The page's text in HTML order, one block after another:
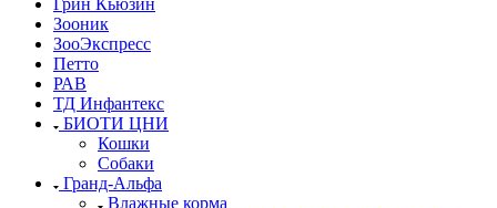
Грин Кьюзин
Зооник
ЗооЭкспресс
Петто
РАВ
ТД Инфантекс
БИОТИ ЦНИ
Кошки
Собаки
Гранд-Альфа
Влажные корма